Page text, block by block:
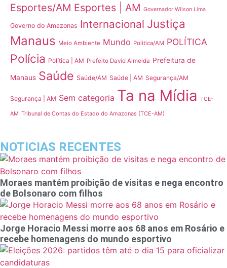
Esportes/AM Esportes | AM Governador Wilson Lima
Governo do Amazonas Internacional Justiça
Manaus Meio Ambiente Mundo Politica/AM POLÍTICA
Polícia Política | AM Prefeito David Almeida Prefeitura de
Manaus Saúde Saúde/AM Saúde | AM Segurança/AM
Segurança | AM Sem categoria Ta na Mídia TCE-
AM Tribunal de Contas do Estado do Amazonas (TCE-AM)
NOTICIAS RECENTES
Moraes mantém proibição de visitas e nega encontro
de Bolsonaro com filhos
Jorge Horacio Messi morre aos 68 anos em Rosário e
recebe homenagens do mundo esportivo